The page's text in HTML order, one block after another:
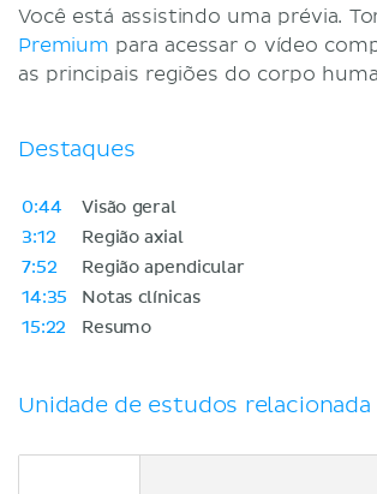
Você está assistindo uma prévia.
Premium para acessar o vídeo
as principais regiões do corpo
Destaques
0:44
Visão geral
3:12
Região axial
7:52
Região apendicular
14:35
Notas clínicas
15:22
Resumo
Unidade de estudos relacionada